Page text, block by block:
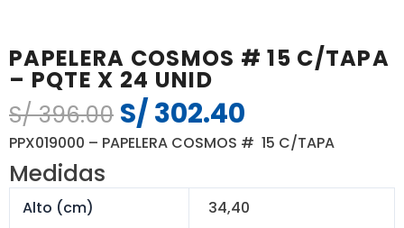
PAPELERA COSMOS # 15 C/TAPA
– PQTE X 24 UNID
S/396.00 El
precio
era:
S/ 396.00.
S/302.40
precio
actual
es:
S/ 302.40.
PPX019000 – PAPELERA COSMOS # 15 C/TAPA
Medidas
Alto (cm)
34,40